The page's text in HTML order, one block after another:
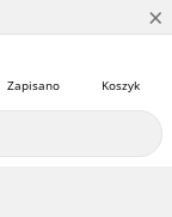
×
Koszyk
Zapisano